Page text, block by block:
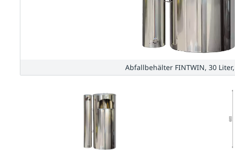
Abfallbehälter FINTWIN, 30